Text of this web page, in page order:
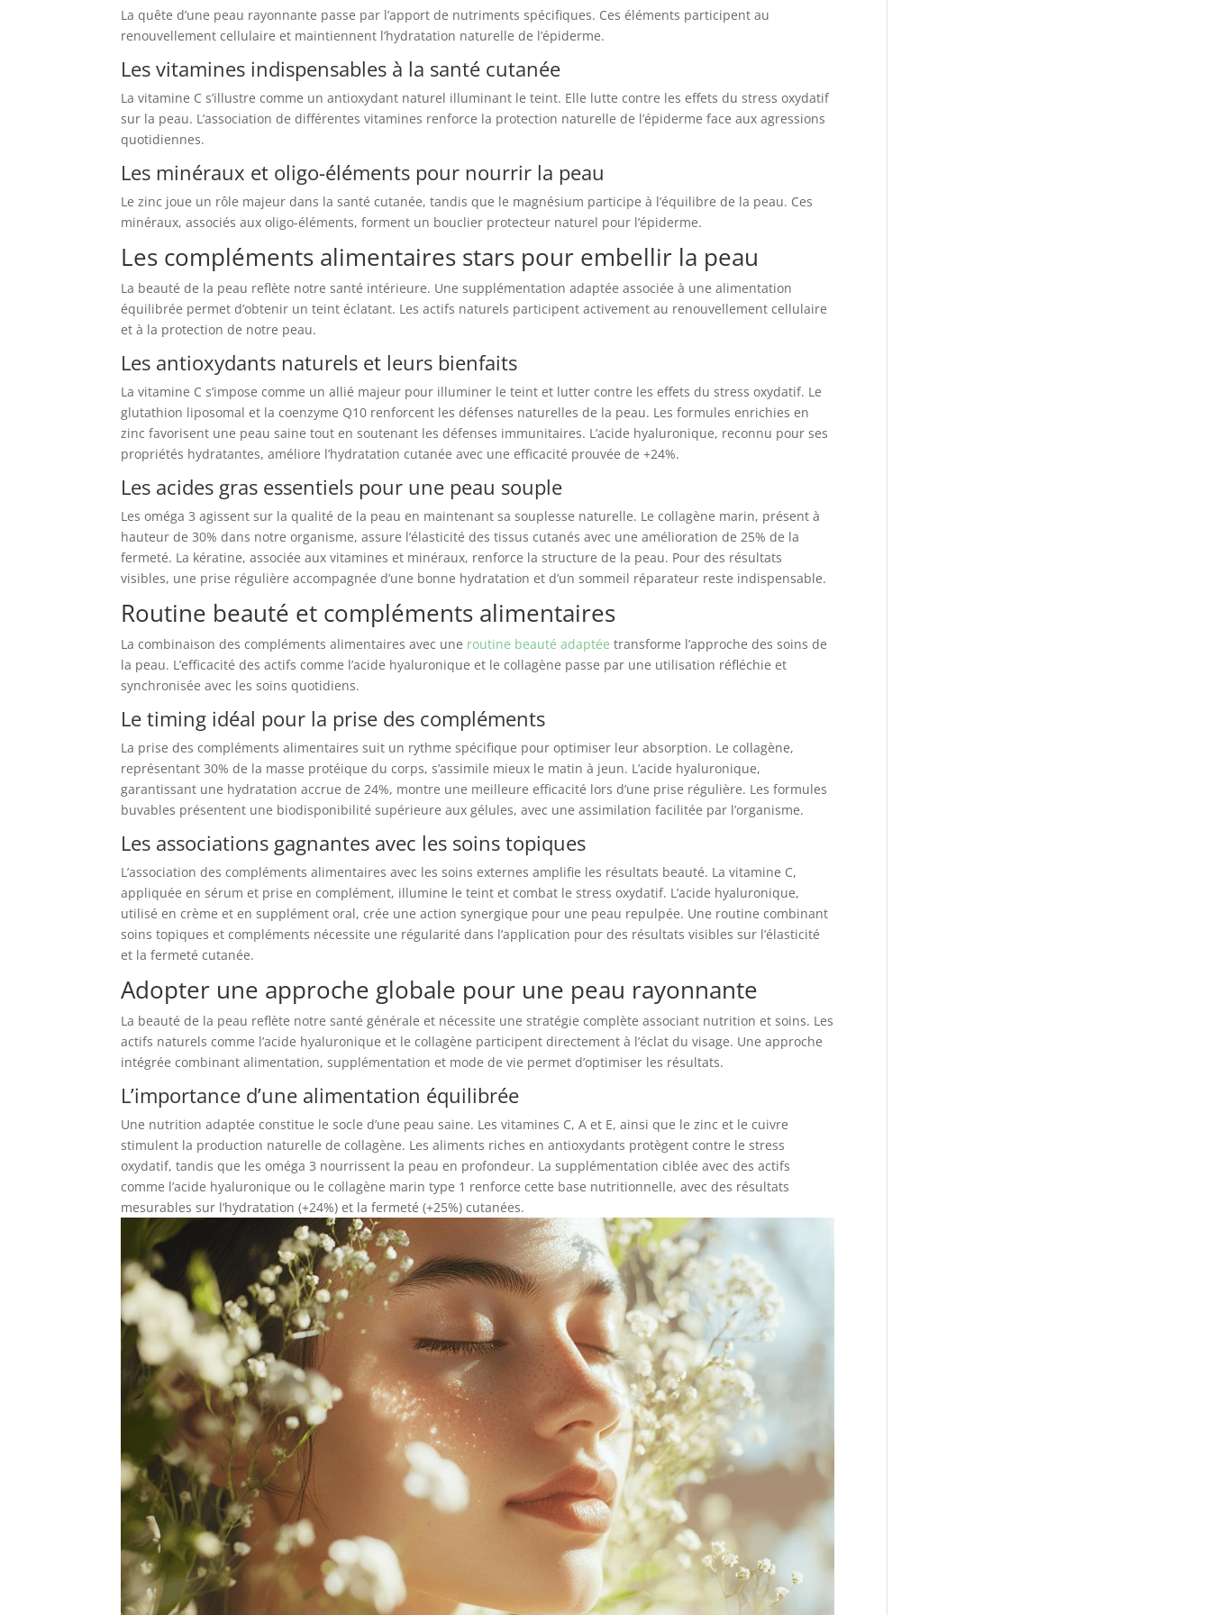
La quête d’une peau rayonnante passe par l’apport de nutriments spécifiques. Ces éléments participent au
renouvellement cellulaire et maintiennent l’hydratation naturelle de l’épiderme.
Les vitamines indispensables à la santé cutanée
La vitamine C s’illustre comme un antioxydant naturel illuminant le teint. Elle lutte contre les effets du stress oxydatif
sur la peau. L’association de différentes vitamines renforce la protection naturelle de l’épiderme face aux agressions
quotidiennes.
Les minéraux et oligo-éléments pour nourrir la peau
Le zinc joue un rôle majeur dans la santé cutanée, tandis que le magnésium participe à l’équilibre de la peau. Ces
minéraux, associés aux oligo-éléments, forment un bouclier protecteur naturel pour l’épiderme.
Les compléments alimentaires stars pour embellir la peau
La beauté de la peau reflète notre santé intérieure. Une supplémentation adaptée associée à une alimentation
équilibrée permet d’obtenir un teint éclatant. Les actifs naturels participent activement au renouvellement cellulaire
et à la protection de notre peau.
Les antioxydants naturels et leurs bienfaits
La vitamine C s’impose comme un allié majeur pour illuminer le teint et lutter contre les effets du stress oxydatif. Le
glutathion liposomal et la coenzyme Q10 renforcent les défenses naturelles de la peau. Les formules enrichies en
zinc favorisent une peau saine tout en soutenant les défenses immunitaires. L’acide hyaluronique, reconnu pour ses
propriétés hydratantes, améliore l’hydratation cutanée avec une efficacité prouvée de +24%.
Les acides gras essentiels pour une peau souple
Les oméga 3 agissent sur la qualité de la peau en maintenant sa souplesse naturelle. Le collagène marin, présent à
hauteur de 30% dans notre organisme, assure l’élasticité des tissus cutanés avec une amélioration de 25% de la
fermeté. La kératine, associée aux vitamines et minéraux, renforce la structure de la peau. Pour des résultats
visibles, une prise régulière accompagnée d’une bonne hydratation et d’un sommeil réparateur reste indispensable.
Routine beauté et compléments alimentaires
La combinaison des compléments alimentaires avec une routine beauté adaptée transforme l’approche des soins de
la peau. L’efficacité des actifs comme l’acide hyaluronique et le collagène passe par une utilisation réfléchie et
synchronisée avec les soins quotidiens.
Le timing idéal pour la prise des compléments
La prise des compléments alimentaires suit un rythme spécifique pour optimiser leur absorption. Le collagène,
représentant 30% de la masse protéique du corps, s’assimile mieux le matin à jeun. L’acide hyaluronique,
garantissant une hydratation accrue de 24%, montre une meilleure efficacité lors d’une prise régulière. Les formules
buvables présentent une biodisponibilité supérieure aux gélules, avec une assimilation facilitée par l’organisme.
Les associations gagnantes avec les soins topiques
L’association des compléments alimentaires avec les soins externes amplifie les résultats beauté. La vitamine C,
appliquée en sérum et prise en complément, illumine le teint et combat le stress oxydatif. L’acide hyaluronique,
utilisé en crème et en supplément oral, crée une action synergique pour une peau repulpée. Une routine combinant
soins topiques et compléments nécessite une régularité dans l’application pour des résultats visibles sur l’élasticité
et la fermeté cutanée.
Adopter une approche globale pour une peau rayonnante
La beauté de la peau reflète notre santé générale et nécessite une stratégie complète associant nutrition et soins. Les
actifs naturels comme l’acide hyaluronique et le collagène participent directement à l’éclat du visage. Une approche
intégrée combinant alimentation, supplémentation et mode de vie permet d’optimiser les résultats.
L’importance d’une alimentation équilibrée
Une nutrition adaptée constitue le socle d’une peau saine. Les vitamines C, A et E, ainsi que le zinc et le cuivre
stimulent la production naturelle de collagène. Les aliments riches en antioxydants protègent contre le stress
oxydatif, tandis que les oméga 3 nourrissent la peau en profondeur. La supplémentation ciblée avec des actifs
comme l’acide hyaluronique ou le collagène marin type 1 renforce cette base nutritionnelle, avec des résultats
mesurables sur l’hydratation (+24%) et la fermeté (+25%) cutanées.